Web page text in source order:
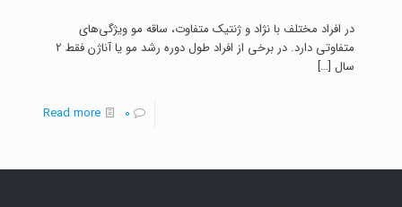
در افراد مختلف با نژاد و ژنتیک‌ متفاوت، ساقه مو ویژگی‌های
متفاوتی دارد. در برخی از افراد طول دوره رشد مو یا آناژن فقط 2
سال […]
0
Read more
-
شدن